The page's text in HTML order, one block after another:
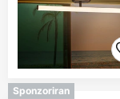
Sponzoriran